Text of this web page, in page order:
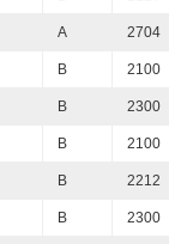
A 2704
B 2100
B 2300
B 2100
B 2212
B 2300